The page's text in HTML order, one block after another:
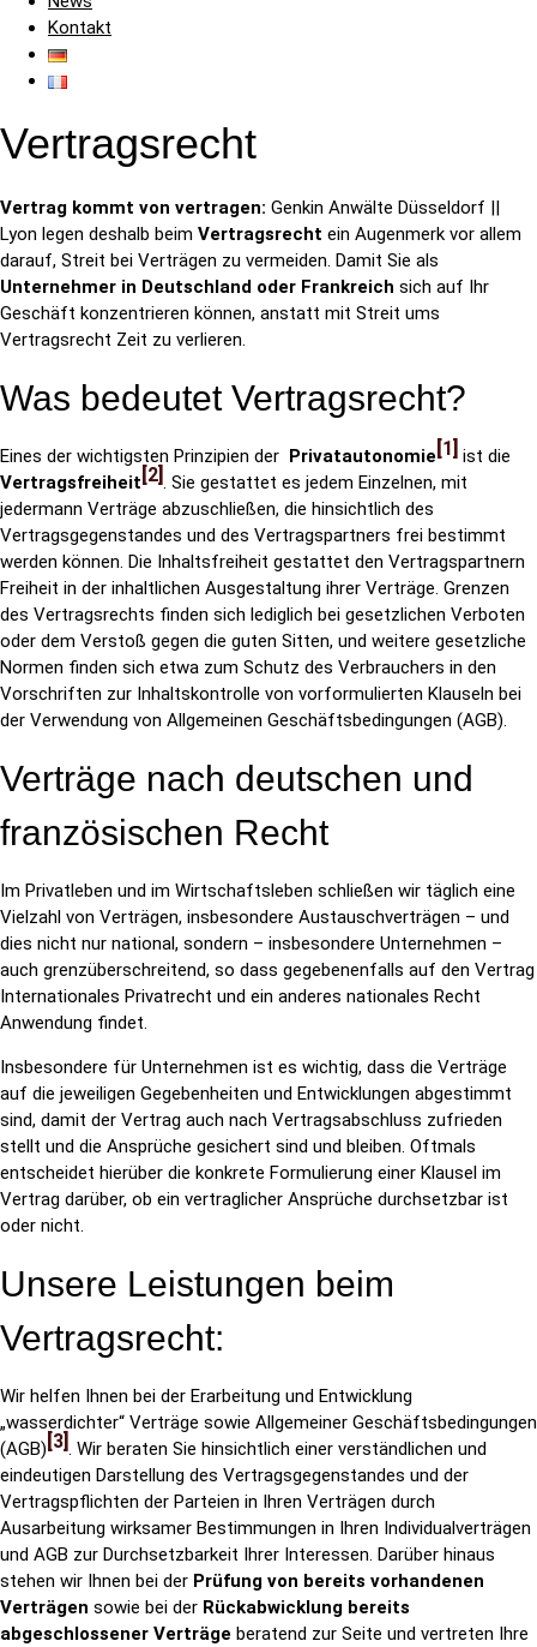
Kontakt
Vertragsrecht
Vertrag kommt von vertragen: Genkin Anwälte Düsseldorf ||
Lyon legen deshalb beim Vertragsrecht ein Augenmerk vor allem
darauf, Streit bei Verträgen zu vermeiden. Damit Sie als
Unternehmer in Deutschland oder Frankreich sich auf Ihr
Geschäft konzentrieren können, anstatt mit Streit ums
Vertragsrecht Zeit zu verlieren.
Was bedeutet Vertragsrecht?
Eines der wichtigsten Prinzipien der Privatautonomie 1
ist die
Vertragsfreiheit 2 . Sie gestattet es jedem Einzelnen, mit
jedermann Verträge abzuschließen, die hinsichtlich des
Vertragsgegenstandes und des Vertragspartners frei bestimmt
werden können. Die Inhaltsfreiheit gestattet den Vertragspartnern
Freiheit in der inhaltlichen Ausgestaltung ihrer Verträge. Grenzen
des Vertragsrechts finden sich lediglich bei gesetzlichen Verboten
oder dem Verstoß gegen die guten Sitten, und weitere gesetzliche
Normen finden sich etwa zum Schutz des Verbrauchers in den
Vorschriften zur Inhaltskontrolle von vorformulierten Klauseln bei
der Verwendung von Allgemeinen Geschäftsbedingungen (AGB).
Verträge nach deutschen und
französischen Recht
Im Privatleben und im Wirtschaftsleben schließen wir täglich eine
Vielzahl von Verträgen, insbesondere Austauschverträgen – und
dies nicht nur national, sondern – insbesondere Unternehmen –
auch grenzüberschreitend, so dass gegebenenfalls auf den Vertrag
Internationales Privatrecht und ein anderes nationales Recht
Anwendung findet.
Insbesondere für Unternehmen ist es wichtig, dass die Verträge
auf die jeweiligen Gegebenheiten und Entwicklungen abgestimmt
sind, damit der Vertrag auch nach Vertragsabschluss zufrieden
stellt und die Ansprüche gesichert sind und bleiben. Oftmals
entscheidet hierüber die konkrete Formulierung einer Klausel im
Vertrag darüber, ob ein vertraglicher Ansprüche durchsetzbar ist
oder nicht.
Unsere Leistungen beim
Vertragsrecht:
Wir helfen Ihnen bei der Erarbeitung und Entwicklung
„wasserdichter“ Verträge sowie Allgemeiner Geschäftsbedingungen
(AGB) 3 . Wir beraten Sie hinsichtlich einer verständlichen und
eindeutigen Darstellung des Vertragsgegenstandes und der
Vertragspflichten der Parteien in Ihren Verträgen durch
Ausarbeitung wirksamer Bestimmungen in Ihren Individualverträgen
und AGB zur Durchsetzbarkeit Ihrer Interessen. Darüber hinaus
stehen wir Ihnen bei der Prüfung von bereits vorhandenen
Verträgen sowie bei der Rückabwicklung bereits
abgeschlossener Verträge beratend zur Seite und vertreten Ihre